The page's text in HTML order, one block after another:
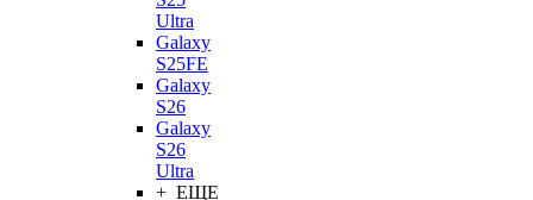
Ultra
Galaxy
S25FE
Galaxy
S26
Galaxy
S26
Ultra
+ ЕЩЕ